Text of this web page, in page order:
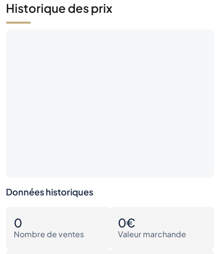
Historique des prix
Données historiques
0
Nombre de ventes
0€
Valeur marchande